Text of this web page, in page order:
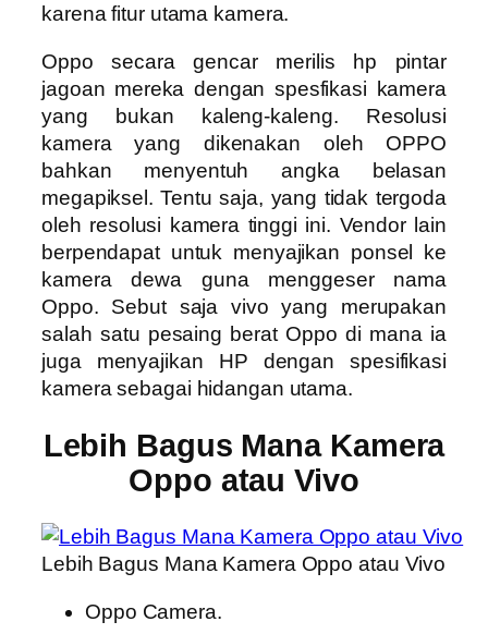
karena fitur utama kamera.
Oppo secara gencar merilis hp pintar
jagoan mereka dengan spesfikasi kamera
yang bukan kaleng-kaleng. Resolusi
kamera yang dikenakan oleh OPPO
bahkan menyentuh angka belasan
megapiksel. Tentu saja, yang tidak tergoda
oleh resolusi kamera tinggi ini. Vendor lain
berpendapat untuk menyajikan ponsel ke
kamera dewa guna menggeser nama
Oppo. Sebut saja vivo yang merupakan
salah satu pesaing berat Oppo di mana ia
juga menyajikan HP dengan spesifikasi
kamera sebagai hidangan utama.
Lebih Bagus Mana Kamera
Oppo atau Vivo
Lebih Bagus Mana Kamera Oppo atau Vivo
Oppo Camera.